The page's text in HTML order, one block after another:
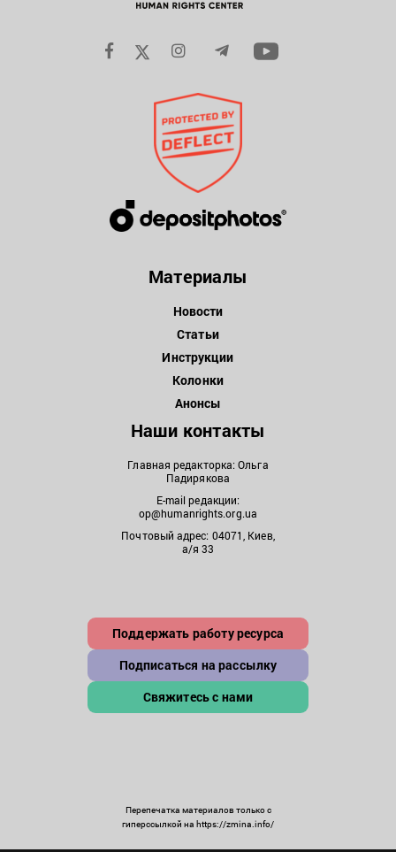
Материалы
Новости
Статьи
Инструкции
Колонки
Анонсы
Наши контакты
Главная редакторка: Ольга
Падирякова
E-mail редакции:
op@humanrights.org.ua
Почтовый адрес: 04071, Киев,
а/я 33
Поддержать работу ресурса
Подписаться на рассылку
Свяжитесь с нами
Перепечатка материалов только с
гиперссылкой на https://zmina.info/